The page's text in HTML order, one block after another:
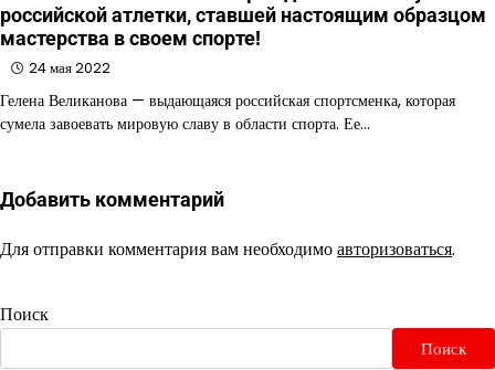
российской атлетки, ставшей настоящим образцом
мастерства в своем спорте!
24 мая 2022
Гелена Великанова — выдающаяся российская спортсменка, которая
сумела завоевать мировую славу в области спорта. Ее…
Добавить комментарий
Для отправки комментария вам необходимоавторизоваться.
Поиск
Поиск